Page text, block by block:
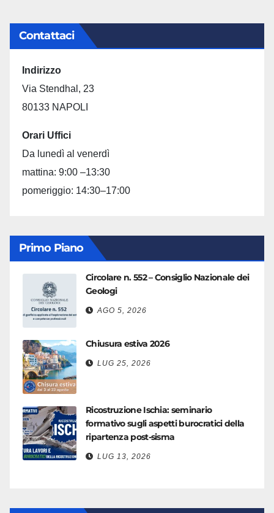
Contattaci
Indirizzo
Via Stendhal, 23
80133 NAPOLI
Orari Uffici
Da lunedì al venerdì
mattina: 9:00 –13:30
pomeriggio: 14:30–17:00
Primo Piano
Circolare n. 552 – Consiglio Nazionale dei
Geologi
AGO 5, 2026
Chiusura estiva 2026
LUG 25, 2026
Ricostruzione Ischia: seminario
formativo sugli aspetti burocratici della
ripartenza post-sisma
LUG 13, 2026